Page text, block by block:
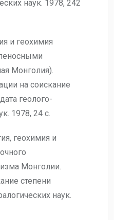
наук. 1978, 242
и геохимия
Монголия).
на соискание
геолого-
1978, 24 с.
геохимия и
Монголии.
степени
наук.